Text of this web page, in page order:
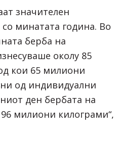
значителен
минатата година. Во
берба на
околу 85
кои 65 милиони
од индивидуални
ден бербата на
96 милиони килограми“,